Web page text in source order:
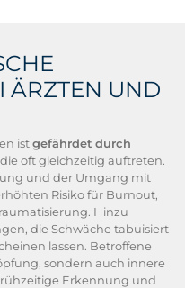
ÄRZTEN UND
istgefährdet durch
die oft gleichzeitig auftreten.
und der Umgang mit
Risiko für Burnout,
Hinzu
die Schwäche tabuisiert
lassen. Betroffene
sondern auch innere
Erkennung und